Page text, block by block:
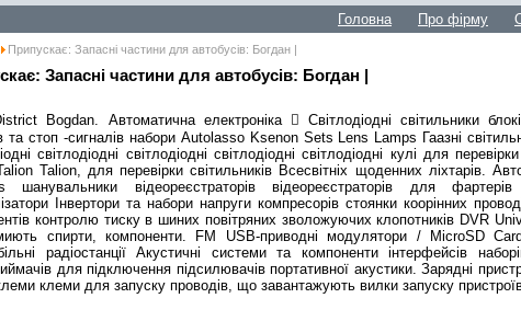
Головна Про фірму
Припускає: Запасні частини для автобусів: Богдан |
Запасні частини для автобусів: Богдан |
Bogdan. Автоматична електроніка  Світлодіодні світильники
та стоп -сигналів набори Autolasso Ksenon Sets Lens Lamps Гаазні
світлодіодні світлодіодні світлодіодні світлодіодні кулі для
Talion, для перевірки світильників Всесвітніх щоденних ліхтарів.
шанувальники відеореєстраторів відеореєстраторів для
Інвертори та набори напруги компресорів стоянки коорінних
контролю тиску в шиних повітряних зволожуючих клопотників DVR
спирти, компоненти. FM USB-приводні модулятори / MicroSD
радіостанції Акустичні системи та компоненти інтерфейсів
для підключення підсилювачів портативної акустики. Зарядні
клеми для запуску проводів, що завантажують вилки запуску